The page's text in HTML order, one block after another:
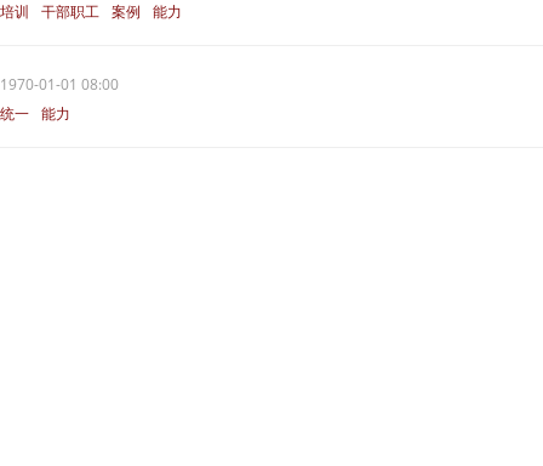
培训
干部职工 案例 能力
1970-01-01 08:00
统一 能力